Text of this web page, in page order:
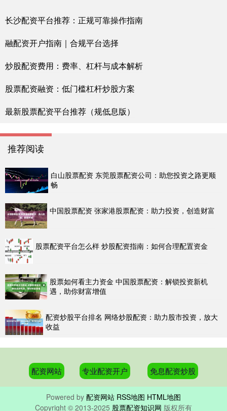
长沙配资平台推荐：正规可靠操作指南
融配资开户指南｜合规平台选择
炒股配资费用：费率、杠杆与成本解析
股票配资融资：低门槛杠杆炒股方案
最新股票配资平台推荐（规低息版）
推荐阅读
白山股票配资 东莞股票配资公司：助您投资之路更顺
畅
中国股票配资 张家港股票配资：助力投资，创造财富
股票配资平台怎么样 炒股配资指南：如何合理配置资金
股票如何看主力资金 中国股票配资：解锁投资新机
遇，助你财富增值
配资炒股平台排名 网络炒股配资：助力股市投资，放大
收益
配资网站 专业配资开户 免息配资炒股
Powered by 配资网站 RSS地图 HTML地图
Copyright © 2013-2025 股票配资知识网 版权所有